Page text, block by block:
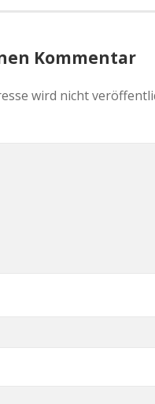
Kommentar
wird nicht